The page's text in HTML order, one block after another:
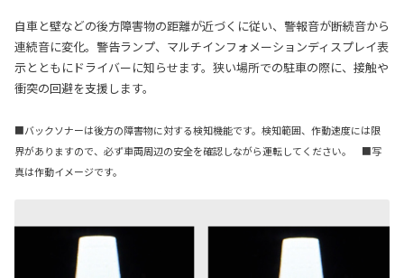
自車と壁などの後方障害物の距離が近づくに従い、警報音が断続音から
連続音に変化。警告ランプ、マルチインフォメーションディスプレイ表
示とともにドライバーに知らせます。狭い場所での駐車の際に、接触や
衝突の回避を支援します。
■バックソナーは後方の障害物に対する検知機能です。検知範囲、作動速度には限
界がありますので、必ず車両周辺の安全を確認しながら運転してください。 ■写
真は作動イメージです。